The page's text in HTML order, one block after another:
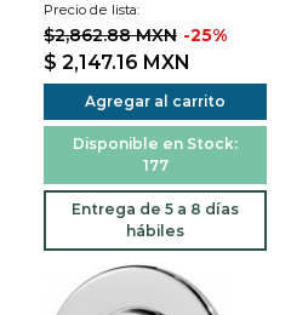
Precio de lista:
$2,862.88 MXN -25%
$ 2,147.16 MXN
Agregar al carrito
Disponible en Stock:
177
Entrega de 5 a 8 días
hábiles